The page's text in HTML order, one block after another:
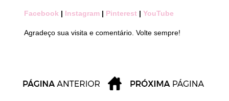
Facebook | Instagram | Pinterest | YouTube
Agradeço sua visita e comentário. Volte sempre!